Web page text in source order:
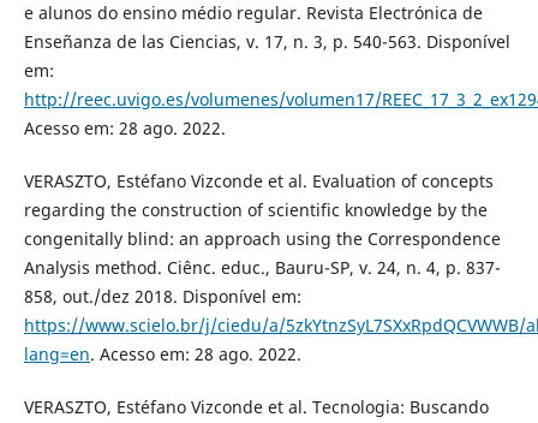
e alunos do ensino médio regular. Revista Electrónica de
Enseñanza de las Ciencias, v. 17, n. 3, p. 540-563. Disponível
em:
http://reec.uvigo.es/volumenes/volumen17/
Acesso em: 28 ago. 2022.
VERASZTO, Estéfano Vizconde et al. Evaluation of concepts
regarding the construction of scientific knowledge by the
congenitally blind: an approach using the Correspondence
Analysis method. Ciênc. educ., Bauru-SP, v. 24, n. 4, p. 837-
858, out./dez 2018. Disponível em:
https://www.scielo.br/j/ciedu/a/5zkYtnzSyL7SXxRpdQCVWWB/
lang=en. Acesso em: 28 ago. 2022.
VERASZTO, Estéfano Vizconde et al. Tecnologia: Buscando